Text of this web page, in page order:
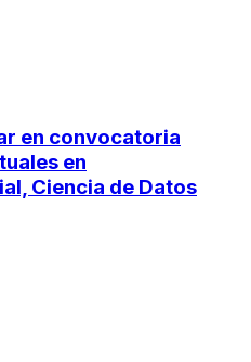
en convocatoria
en
Ciencia de Datos